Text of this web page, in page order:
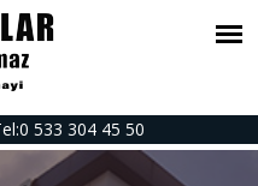
533 304 45 50